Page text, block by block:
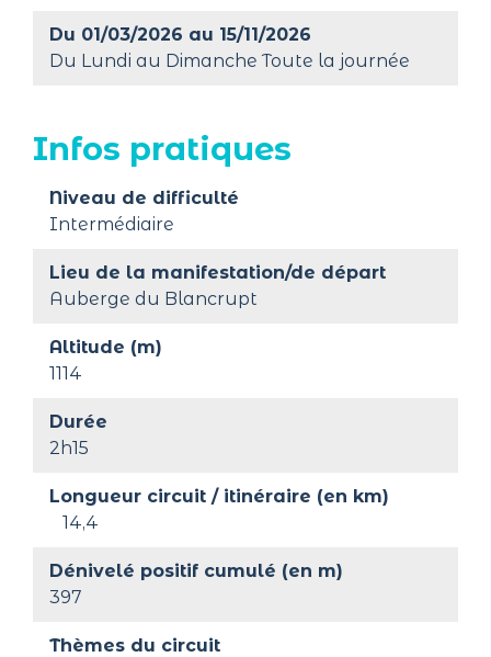
Du 01/03/2026 au 15/11/2026
Du Lundi au Dimanche Toute la journée
Infos pratiques
Niveau de difficulté
Intermédiaire
Lieu de la manifestation/de départ
Auberge du Blancrupt
Altitude (m)
1114
Durée
2h15
Longueur circuit / itinéraire (en km)
14,4
Dénivelé positif cumulé (en m)
397
Thèmes du circuit